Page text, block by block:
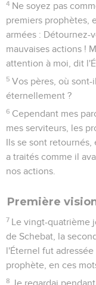
4 Ne soyez pas
premiers prophètes,
armées : Détournez-
mauvaises actions !
attention à moi, dit
5 Vos pères, où
éternellement ?
6 Cependant mes
mes serviteurs, les
Ils se sont retournés,
a traités comme il
nos actions.
Première
7 Le vingt-quatrième
de Schebat, la
l'Éternel fut
prophète, en ces
8 Je regardai